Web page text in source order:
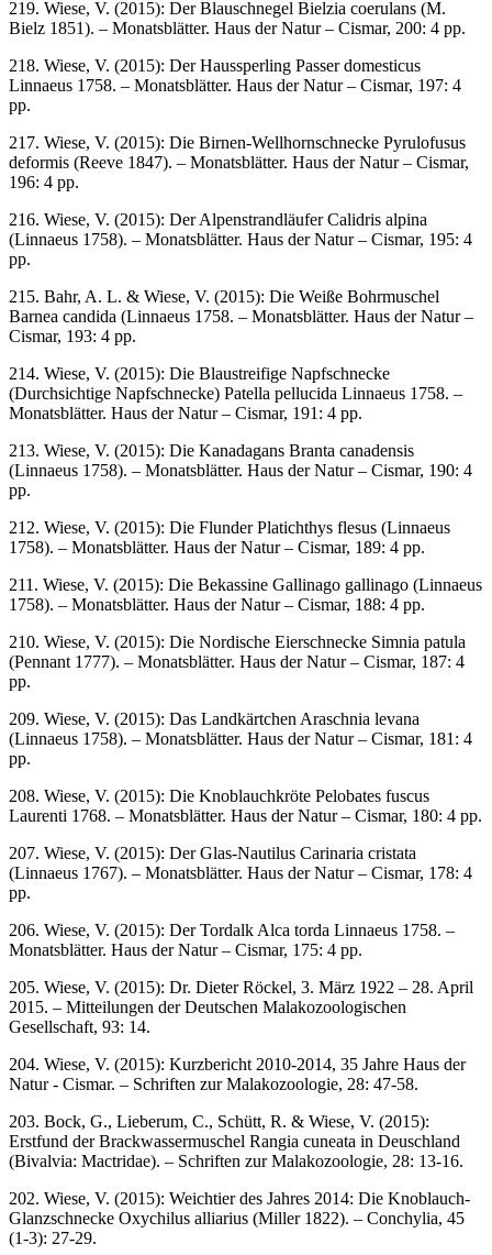
219. Wiese, V. (2015): Der Blauschnegel Bielzia coerulans (M.
Bielz 1851). – Monatsblätter. Haus der Natur – Cismar, 200: 4 pp.
218. Wiese, V. (2015): Der Haussperling Passer domesticus
Linnaeus 1758. – Monatsblätter. Haus der Natur – Cismar, 197: 4
pp.
217. Wiese, V. (2015): Die Birnen-Wellhornschnecke Pyrulofusus
deformis (Reeve 1847). – Monatsblätter. Haus der Natur – Cismar,
196: 4 pp.
216. Wiese, V. (2015): Der Alpenstrandläufer Calidris alpina
(Linnaeus 1758). – Monatsblätter. Haus der Natur – Cismar, 195: 4
pp.
215. Bahr, A. L. & Wiese, V. (2015): Die Weiße Bohrmuschel
Barnea candida (Linnaeus 1758. – Monatsblätter. Haus der Natur –
Cismar, 193: 4 pp.
214. Wiese, V. (2015): Die Blaustreifige Napfschnecke
(Durchsichtige Napfschnecke) Patella pellucida Linnaeus 1758. –
Monatsblätter. Haus der Natur – Cismar, 191: 4 pp.
213. Wiese, V. (2015): Die Kanadagans Branta canadensis
(Linnaeus 1758). – Monatsblätter. Haus der Natur – Cismar, 190: 4
pp.
212. Wiese, V. (2015): Die Flunder Platichthys flesus (Linnaeus
1758). – Monatsblätter. Haus der Natur – Cismar, 189: 4 pp.
211. Wiese, V. (2015): Die Bekassine Gallinago gallinago (Linnaeus
1758). – Monatsblätter. Haus der Natur – Cismar, 188: 4 pp.
210. Wiese, V. (2015): Die Nordische Eierschnecke Simnia patula
(Pennant 1777). – Monatsblätter. Haus der Natur – Cismar, 187: 4
pp.
209. Wiese, V. (2015): Das Landkärtchen Araschnia levana
(Linnaeus 1758). – Monatsblätter. Haus der Natur – Cismar, 181: 4
pp.
208. Wiese, V. (2015): Die Knoblauchkröte Pelobates fuscus
Laurenti 1768. – Monatsblätter. Haus der Natur – Cismar, 180: 4 pp.
207. Wiese, V. (2015): Der Glas-Nautilus Carinaria cristata
(Linnaeus 1767). – Monatsblätter. Haus der Natur – Cismar, 178: 4
pp.
206. Wiese, V. (2015): Der Tordalk Alca torda Linnaeus 1758. –
Monatsblätter. Haus der Natur – Cismar, 175: 4 pp.
205. Wiese, V. (2015): Dr. Dieter Röckel, 3. März 1922 – 28. April
2015. – Mitteilungen der Deutschen Malakozoologischen
Gesellschaft, 93: 14.
204. Wiese, V. (2015): Kurzbericht 2010-2014, 35 Jahre Haus der
Natur - Cismar. – Schriften zur Malakozoologie, 28: 47-58.
203. Bock, G., Lieberum, C., Schütt, R. & Wiese, V. (2015):
Erstfund der Brackwassermuschel Rangia cuneata in Deuschland
(Bivalvia: Mactridae). – Schriften zur Malakozoologie, 28: 13-16.
202. Wiese, V. (2015): Weichtier des Jahres 2014: Die Knoblauch-
Glanzschnecke Oxychilus alliarius (Miller 1822). – Conchylia, 45
(1-3): 27-29.